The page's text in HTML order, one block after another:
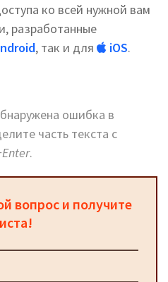
ко всей нужной вам
разработанные
, так и для iOS.
ошибка в
часть текста с
.
вопрос и получите